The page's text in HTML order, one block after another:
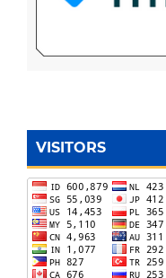
VISITORS